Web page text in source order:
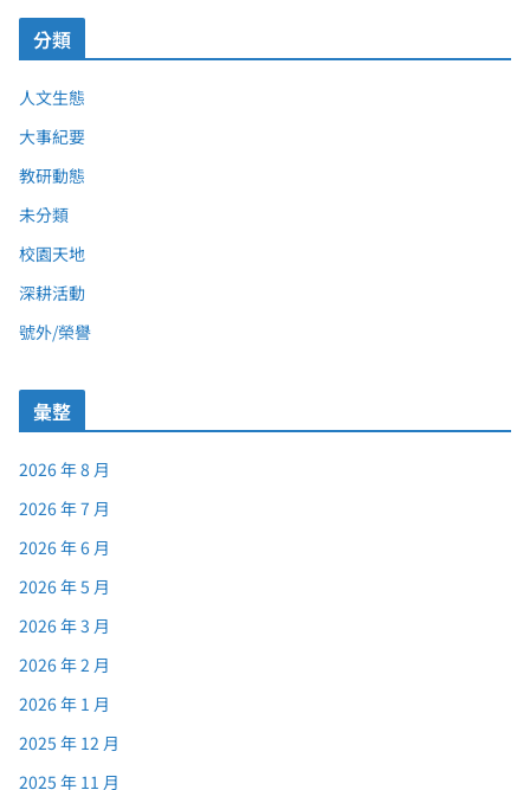
分類
人文生態
大事紀要
教研動態
未分類
校園天地
深耕活動
號外/榮譽
彙整
2026 年 8 月
2026 年 7 月
2026 年 6 月
2026 年 5 月
2026 年 3 月
2026 年 2 月
2026 年 1 月
2025 年 12 月
2025 年 11 月